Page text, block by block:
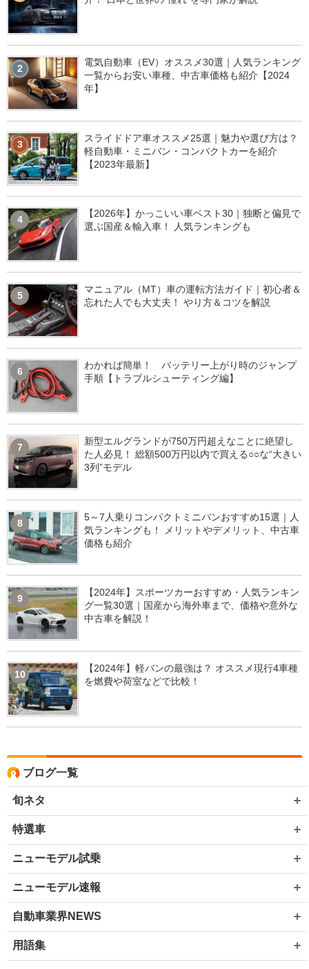
2
電気自動車（EV）オススメ30選｜人気ランキング
一覧からお安い車種、中古車価格も紹介【2024
年】
3
スライドドア車オススメ25選｜魅力や選び方は？
軽自動車・ミニバン・コンパクトカーを紹介
【2023年最新】
4
【2026年】かっこいい車ベスト30｜独断と偏見で
選ぶ国産＆輸入車！ 人気ランキングも
5
マニュアル（MT）車の運転方法ガイド｜初心者＆
忘れた人でも大丈夫！ やり方＆コツを解説
6
わかれば簡単！ バッテリー上がり時のジャンプ
手順【トラブルシューティング編】
7
新型エルグランドが750万円超えなことに絶望し
た人必見！ 総額500万円以内で買える○○な“大きい
3列”モデル
8
5～7人乗りコンパクトミニバンおすすめ15選｜人
気ランキングも！ メリットやデメリット、中古車
価格も紹介
9
【2024年】スポーツカーおすすめ・人気ランキン
グ一覧30選｜国産から海外車まで、価格や意外な
中古車を解説！
10
【2024年】軽バンの最強は？ オススメ現行4車種
を燃費や荷室などで比較！
ブログ一覧
旬ネタ
特選車
ニューモデル試乗
ニューモデル速報
自動車業界NEWS
用語集